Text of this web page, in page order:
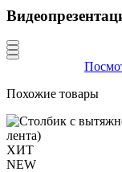
Похожие товары
ХИТ
NEW